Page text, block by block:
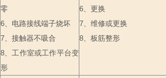
零
6 、电路接线端子烧坏
7 、接触器不吸合
8 、工作室或工作平台变
形
6 、更换
7 、维修或更换
8 、板筋整形